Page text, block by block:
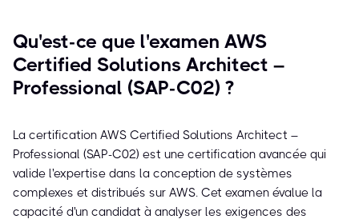
Qu'est-ce que l'examen AWS
Certified Solutions Architect –
Professional (SAP-C02) ?
La certification AWS Certified Solutions Architect –
Professional (SAP-C02) est une certification avancée qui
valide l'expertise dans la conception de systèmes
complexes et distribués sur AWS. Cet examen évalue la
capacité d'un candidat à analyser les exigences des